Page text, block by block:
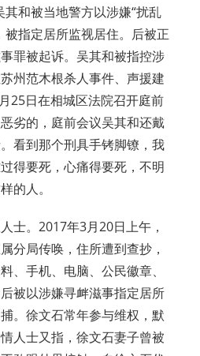
和被当地警方以涉嫌“扰乱
被指定居所监视居住。后被正
罪被起诉。吴其和被指控涉
州范木根杀人事件、声援建
25日在相城区法院召开庭前
劣的，庭前会议吴其和还戴
看到那个刑具手铐脚镣，我
得要死，心痛得要死，不明
的人。
士。2017年3月20日上午，
分局传唤，住所遭到查抄，
、手机、电脑、公民徽章、
被以涉嫌寻衅滋事指定居所
。徐文石常年参与维权，默
人士又指，徐文石妻子曾被